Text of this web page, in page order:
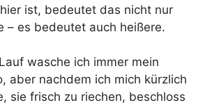
ist, bedeutet das nicht nur
– es bedeutet auch heißere.
wasche ich immer mein
aber nachdem ich mich kürzlich
sie frisch zu riechen, beschloss